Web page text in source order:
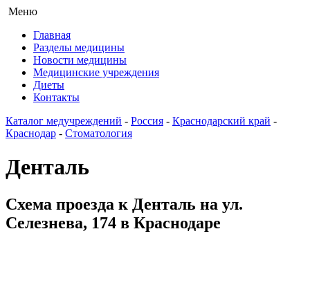
Меню
Главная
Разделы медицины
Новости медицины
Медицинские учреждения
Диеты
Контакты
Каталог медучреждений - Россия - Краснодарский край -
Краснодар - Стоматология
Денталь
Схема проезда к Денталь на ул.
Селезнева, 174 в Краснодаре